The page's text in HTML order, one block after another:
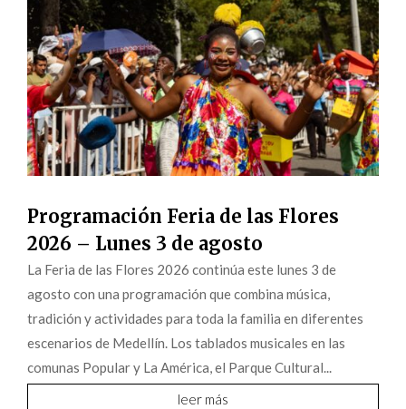
Programación Feria de las Flores
2026 – Lunes 3 de agosto
La Feria de las Flores 2026 continúa este lunes 3 de
agosto con una programación que combina música,
tradición y actividades para toda la familia en diferentes
escenarios de Medellín. Los tablados musicales en las
comunas Popular y La América, el Parque Cultural...
leer más